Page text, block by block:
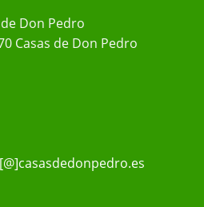
Don Pedro
Casas de Don Pedro